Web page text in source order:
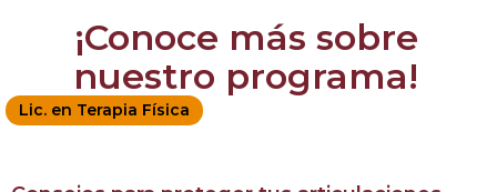
¡Conoce más sobre
nuestro programa!
Lic. en Terapia Física